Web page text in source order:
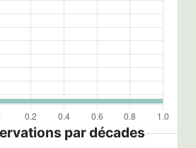
par décades